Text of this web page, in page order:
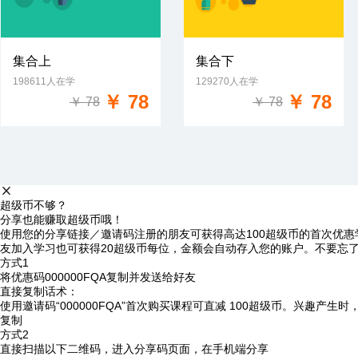
免费试学
集合上
198611人在学
￥ 78 ￥ 78
免费试学
集合下
129270人在学
￥ 78 ￥ 78
超级币不够？
分享也能赚取超级币哦！
使用您的分享链接／邀请码注册的朋友可获得高达100超级币的首次优
友加入学习也可获得20超级币每位，金额会自动存入您的账户。不要忘
方式1
将优惠码000000FQA复制并发送给好友
直接复制话术：
使用邀请码“000000FQA”首次购买课程可直减 100超级币。兴趣产生时
复制
方式2
直接扫描以下二维码，进入分享码页面，在手机端分享